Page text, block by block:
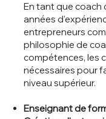
En tant que coach
années
entrepreneurs
philosophie de
compétences, les
nécessaires pour
niveau supérieur.
Enseignant de